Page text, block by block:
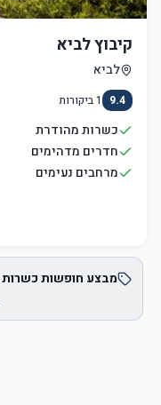
קיבוץ לביא
לביא
9.4
1ביקורות
כשרות מהודרת
חדרים מדהימים
מרחבים נעימים
מבצע חופשות כשרות